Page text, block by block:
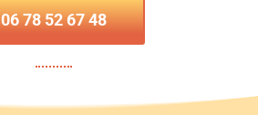
06 78 52 67 48